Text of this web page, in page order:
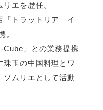
エを歴任。
「トラットリア イ
。
Cube」との業務提携
珠玉の中国料理とワ
ソムリエとして活動